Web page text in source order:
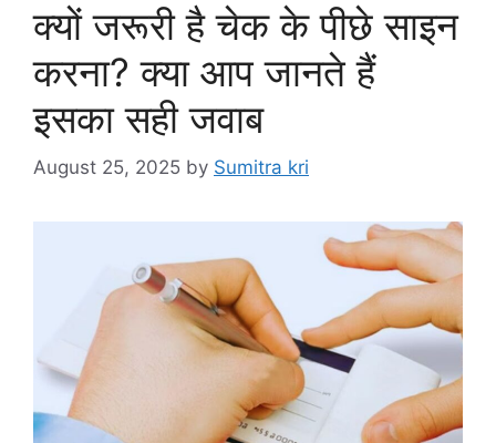
क्यों जरूरी है चेक के पीछे साइन
करना? क्या आप जानते हैं
इसका सही जवाब
August 25, 2025 by Sumitra kri